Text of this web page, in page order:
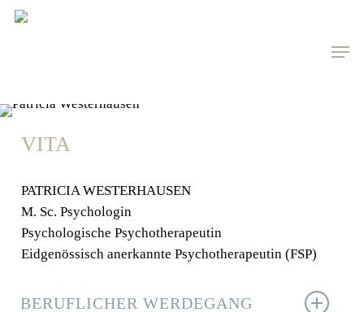
Skip
Menu
VITA
PATRICIA WESTERHAUSEN
M. Sc. Psychologin
Psychologische Psychotherapeutin
Eidgenössisch anerkannte Psychotherapeutin (FSP)
BERUFLICHER WERDEGANG